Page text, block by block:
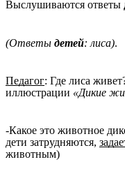
Выслушиваются ответы
(Ответы детей: лиса).
Педагог: Где лиса
иллюстрации «Дикие
-Какое это животное
дети затрудняются,
животным)